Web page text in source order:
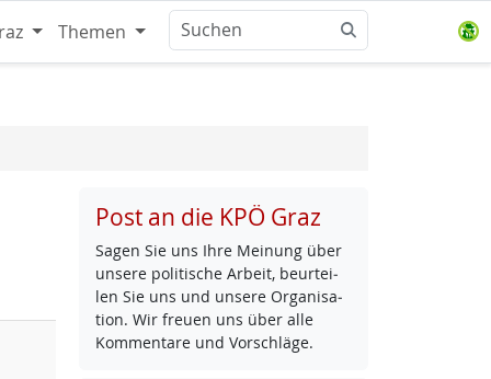
Themen
Post an die KPÖ Graz
Sa­gen Sie uns Ih­re Mei­nung über
un­se­re po­li­ti­sche Ar­beit, be­ur­tei­
len Sie uns und un­se­re Or­ga­ni­sa­
ti­on. Wir freu­en uns über al­le
Kom­men­ta­re und Vor­schlä­ge.